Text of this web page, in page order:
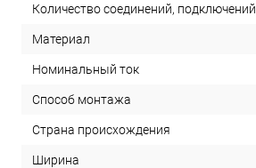
Количество соединений, подключений
Материал
Номинальный ток
Способ монтажа
Страна происхождения
Ширина